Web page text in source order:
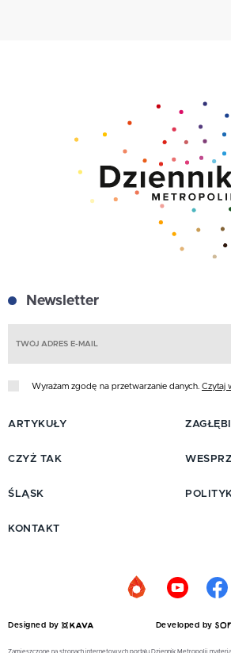
Newsletter
Wyrażam zgodę na przetwarzanie danych. Czytaj
ARTYKUŁY
CZYŻ TAK
ŚLĄSK
KONTAKT
Designed by Developed by